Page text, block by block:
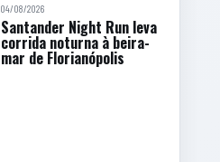
04/08/2026
Santander Night Run leva
corrida noturna à beira-
mar de Florianópolis